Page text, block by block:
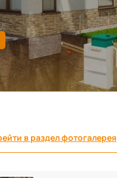
в раздел фотогалерея